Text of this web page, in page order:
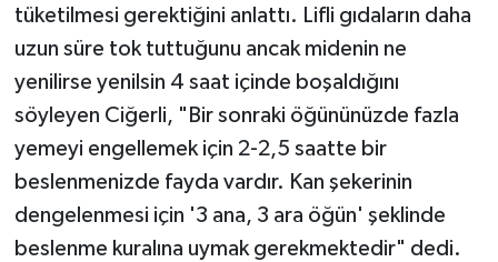
tüketilmesi gerektiğini anlattı. Lifli gıdaların daha
uzun süre tok tuttuğunu ancak midenin ne
yenilirse yenilsin 4 saat içinde boşaldığını
söyleyen Ciğerli, "Bir sonraki öğününüzde fazla
yemeyi engellemek için 2-2,5 saatte bir
beslenmenizde fayda vardır. Kan şekerinin
dengelenmesi için '3 ana, 3 ara öğün' şeklinde
beslenme kuralına uymak gerekmektedir" dedi.